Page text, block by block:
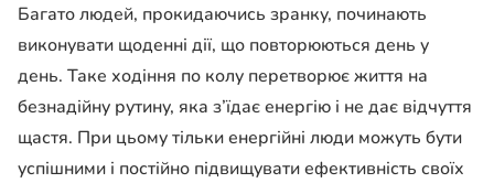
Багато людей, прокидаючись зранку, починають
виконувати щоденні дії, що повторюються день у
день. Таке ходіння по колу перетворює життя на
безнадійну рутину, яка з’їдає енергію і не дає відчуття
щастя. При цьому тільки енергійні люди можуть бути
успішними і постійно підвищувати ефективність своїх